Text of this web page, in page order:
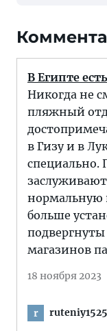
В Египте
Никогда не
пляжный
в Гизу и в
специально.
нормальную
больше
магазинов
18 ноября 2023
r ruteniy1525